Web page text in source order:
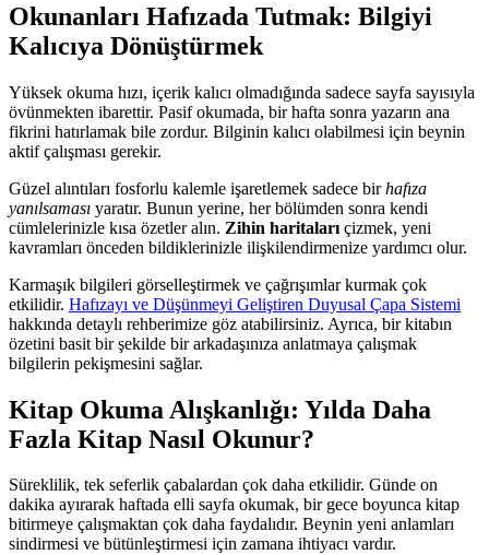
Okunanları Hafızada Tutmak: Bilgiyi
Kalıcıya Dönüştürmek
Yüksek okuma hızı, içerik kalıcı olmadığında sadece sayfa sayısıyla
övünmekten ibarettir. Pasif okumada, bir hafta sonra yazarın ana
fikrini hatırlamak bile zordur. Bilginin kalıcı olabilmesi için beynin
aktif çalışması gerekir.
Güzel alıntıları fosforlu kalemle işaretlemek sadece birhafıza
yanılsaması yaratır. Bunun yerine, her bölümden sonra kendi
cümlelerinizle kısa özetler alın. Zihin haritaları çizmek, yeni
kavramları önceden bildiklerinizle ilişkilendirmenize yardımcı olur.
Karmaşık bilgileri görselleştirmek ve çağrışımlar kurmak çok
etkilidir. Hafızayı ve Düşünmeyi Geliştiren Duyusal Çapa Sistemi
hakkında detaylı rehberimize göz atabilirsiniz. Ayrıca, bir kitabın
özetini basit bir şekilde bir arkadaşınıza anlatmaya çalışmak
bilgilerin pekişmesini sağlar.
Kitap Okuma Alışkanlığı: Yılda Daha
Fazla Kitap Nasıl Okunur?
Süreklilik, tek seferlik çabalardan çok daha etkilidir. Günde on
dakika ayırarak haftada elli sayfa okumak, bir gece boyunca kitap
bitirmeye çalışmaktan çok daha faydalıdır. Beynin yeni anlamları
sindirmesi ve bütünleştirmesi için zamana ihtiyacı vardır.